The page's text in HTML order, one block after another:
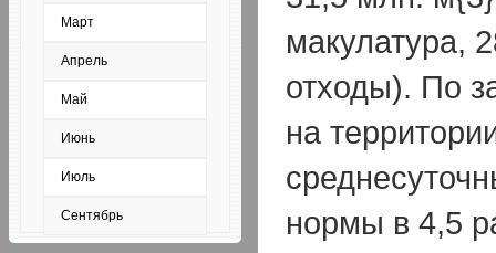
макулатура,
отходы). По
на
нормы в 4,5
Март
Апрель
Май
Июнь
Июль
Сентябрь